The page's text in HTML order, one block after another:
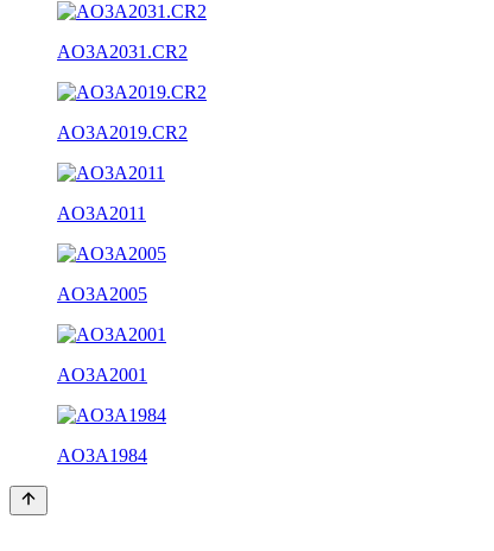
AO3A2031.CR2
AO3A2019.CR2
AO3A2011
AO3A2005
AO3A2001
AO3A1984